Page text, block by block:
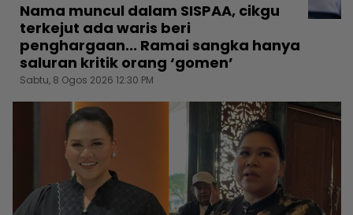
Nama muncul dalam SISPAA, cikgu
terkejut ada waris beri
penghargaan... Ramai sangka hanya
saluran kritik orang ‘gomen’
Sabtu, 8 Ogos 2026 12:30 PM